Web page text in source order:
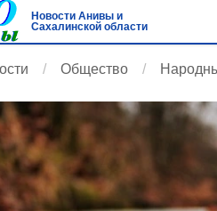
Новости Анивы и
Сахалинской области
Общество